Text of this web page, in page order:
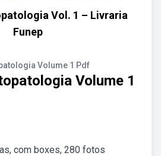
Vol. 1 – Livraria
Funep
Volume 1 Pdf
Volume 1
com boxes, 280 fotos